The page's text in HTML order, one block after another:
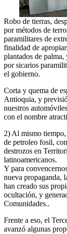
Robo de tierras,
por métodos de
paramilitares de
finalidad de
plantados de
por sicarios
el gobierno.
Corta y quema de
Antioquia, y
nuestros
con el nombre
2) Al mismo tiempo,
de petroleo fosil,
destrozos en
latinoamericanos.
Y para
nueva propaganda,
han creado sus
ocultación, y
Comunidades..
Frente a eso, el
avanzó algunas